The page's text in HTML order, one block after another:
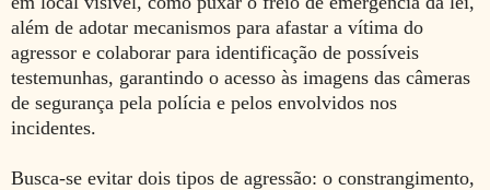
além de adotar mecanismos para afastar a vítima do
agressor e colaborar para identificação de possíveis
testemunhas, garantindo o acesso às imagens das câmeras
de segurança pela polícia e pelos envolvidos nos
incidentes.
Busca-se evitar dois tipos de agressão: o constrangimento,